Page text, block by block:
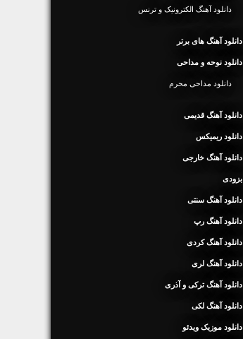
دانلود آهنگ الکترونیک و ترنس
دانلود آهنگ های برتر
دانلود نوحه و مداحی
دانلود مداحی محرم
دانلود آهنگ قدیمی
دانلود ریمیکس
دانلود آهنگ خارجی
بزودی
دانلود آهنگ سنتی
دانلود آهنگ رپ
دانلود آهنگ کردی
دانلود آهنگ لری
دانلود آهنگ ترکی و آذری
دانلود آهنگ لکی
دانلود موزیک ویدئو